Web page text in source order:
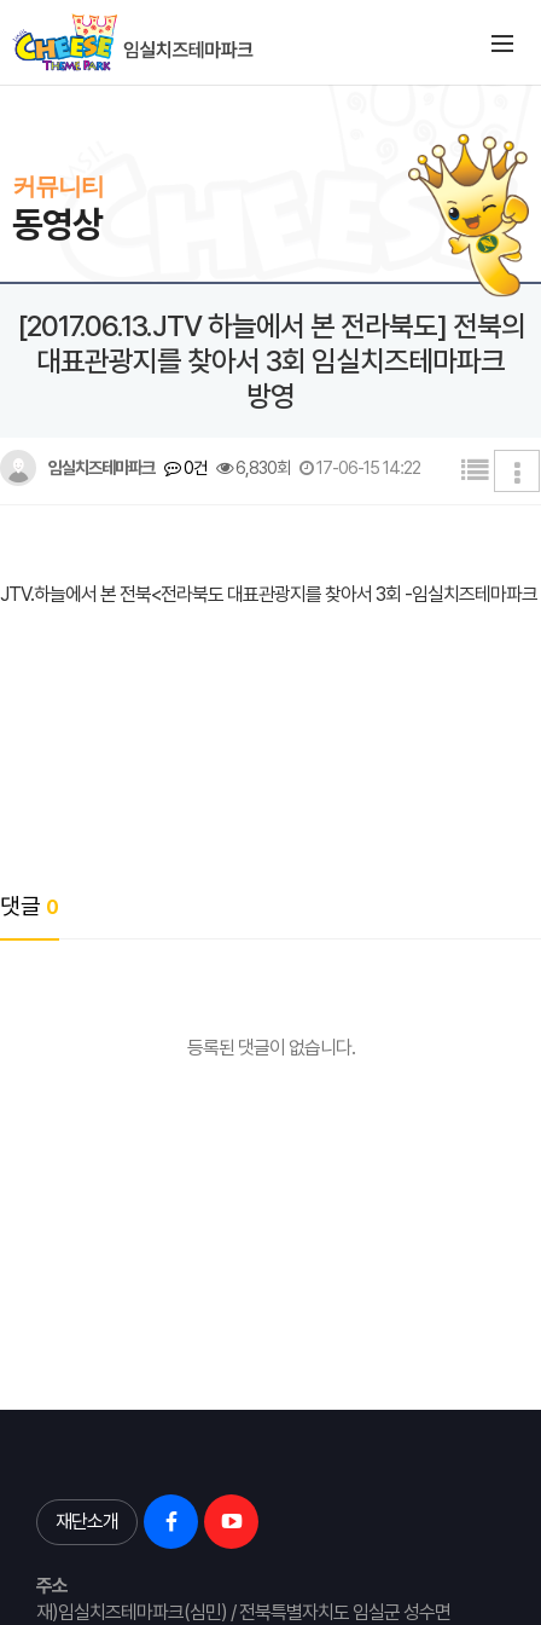
커뮤니티
동영상
[2017.06.13.JTV 하늘에서 본 전라북도] 전북의
대표관광지를 찾아서 3회 임실치즈테마파크
방영
임실치즈테마파크 0건 6,830회 17-06-15 14:22
JTV.하늘에서 본 전북<전라북도 대표관광지를 찾아서 3회 -임실치즈테마파크
댓글 0
등록된 댓글이 없습니다.
재단소개
주소
재)임실치즈테마파크(심민) / 전북특별자치도 임실군 성수면